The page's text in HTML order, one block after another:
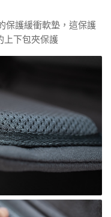
保護緩衝軟墊，這保護
上下包夾保護